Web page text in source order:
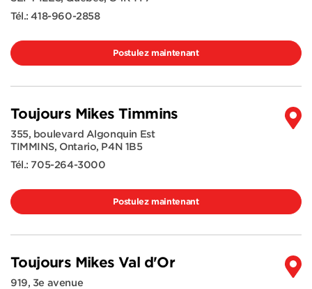
Tél.:418-960-2858
Postulez maintenant
Toujours Mikes Timmins
355, boulevard Algonquin Est
TIMMINS, Ontario, P4N 1B5
Tél.: 705-264-3000
Postulez maintenant
Toujours Mikes Val d'Or
919, 3e avenue